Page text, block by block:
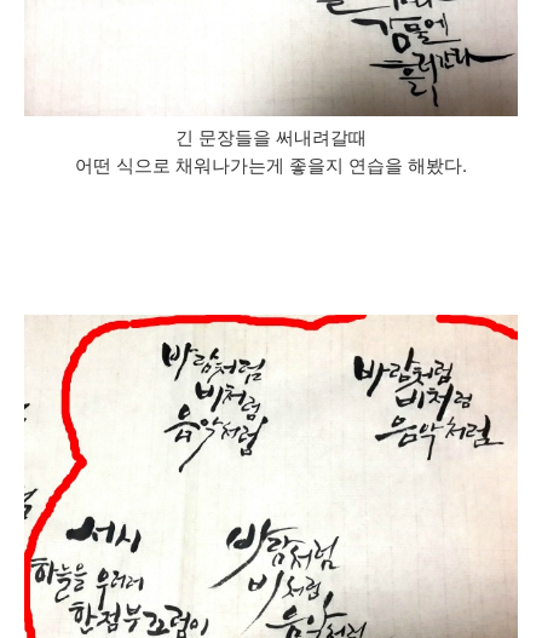
긴 문장들을 써내려갈때
어떤 식으로 채워나가는게 좋을지 연습을 해봤다.